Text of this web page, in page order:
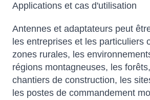
Applications et cas d'utilisation
Antennes et adaptateurs peut
les entreprises et les particuliers
zones rurales, les
régions montagneuses, les
chantiers de construction, les
les postes de commandement